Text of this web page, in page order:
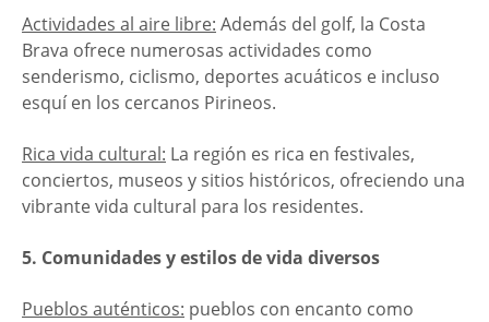
Actividades al aire libre: Además del golf, la Costa
Brava ofrece numerosas actividades como
senderismo, ciclismo, deportes acuáticos e incluso
esquí en los cercanos Pirineos.
Rica vida cultural: La región es rica en festivales,
conciertos, museos y sitios históricos, ofreciendo una
vibrante vida cultural para los residentes.
5. Comunidades y estilos de vida diversos
Pueblos auténticos: pueblos con encanto como